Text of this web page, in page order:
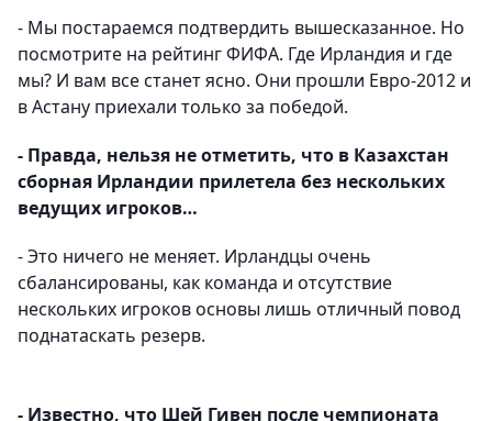
- Мы постараемся подтвердить вышесказанное. Но
посмотрите на рейтинг ФИФА. Где Ирландия и где
мы? И вам все станет ясно. Они прошли Евро-2012 и
в Астану приехали только за победой.
- Правда, нельзя не отметить, что в Казахстан
сборная Ирландии прилетела без нескольких
ведущих игроков…
- Это ничего не меняет. Ирландцы очень
сбалансированы, как команда и отсутствие
нескольких игроков основы лишь отличный повод
поднатаскать резерв.
- Известно, что Шей Гивен после чемпионата